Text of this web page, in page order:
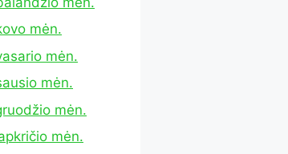
mėn.
mėn.
mėn.
mėn.
mėn.